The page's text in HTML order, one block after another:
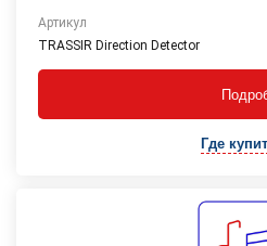
Артикул
TRASSIR Direction Detector
Где